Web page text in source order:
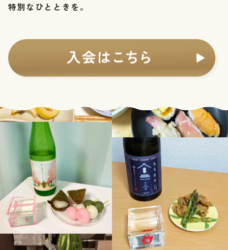
特別なひとときを。